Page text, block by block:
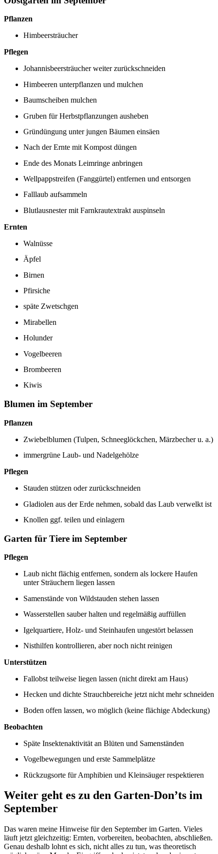
Pflanzen
Himbeersträucher
Pflegen
Johannisbeersträucher weiter zurückschneiden
Himbeeren unterpflanzen und mulchen
Baumscheiben mulchen
Gruben für Herbstpflanzungen ausheben
Gründüngung unter jungen Bäumen einsäen
Nach der Ernte mit Kompost düngen
Ende des Monats Leimringe anbringen
Wellpappstreifen (Fanggürtel) entfernen und entsorgen
Falllaub aufsammeln
Blutlausnester mit Farnkrautextrakt auspinseln
Ernten
Walnüsse
Äpfel
Birnen
Pfirsiche
späte Zwetschgen
Mirabellen
Holunder
Vogelbeeren
Brombeeren
Kiwis
Blumen im September
Pflanzen
Zwiebelblumen (Tulpen, Schneeglöckchen, Märzbecher u. a.)
immergrüne Laub- und Nadelgehölze
Pflegen
Stauden stützen oder zurückschneiden
Gladiolen aus der Erde nehmen, sobald das Laub verwelkt ist
Knollen ggf. teilen und einlagern
Garten für Tiere im September
Pflegen
Laub nicht flächig entfernen, sondern als lockere Haufen
unter Sträuchern liegen lassen
Samenstände von Wildstauden stehen lassen
Wasserstellen sauber halten und regelmäßig auffüllen
Igelquartiere, Holz- und Steinhaufen ungestört belassen
Nisthilfen kontrollieren, aber noch nicht reinigen
Unterstützen
Fallobst teilweise liegen lassen (nicht direkt am Haus)
Hecken und dichte Strauchbereiche jetzt nicht mehr schneiden
Boden offen lassen, wo möglich (keine flächige Abdeckung)
Beobachten
Späte Insektenaktivität an Blüten und Samenständen
Vogelbewegungen und erste Sammelplätze
Rückzugsorte für Amphibien und Kleinsäuger respektieren
Weiter geht es zu den Garten-Don’ts im
September
Das waren meine Hinweise für den September im Garten. Vieles
läuft jetzt gleichzeitig: Ernten, vorbereiten, beobachten, abschließen.
Genau deshalb lohnt es sich, nicht alles zu tun, was theoretisch